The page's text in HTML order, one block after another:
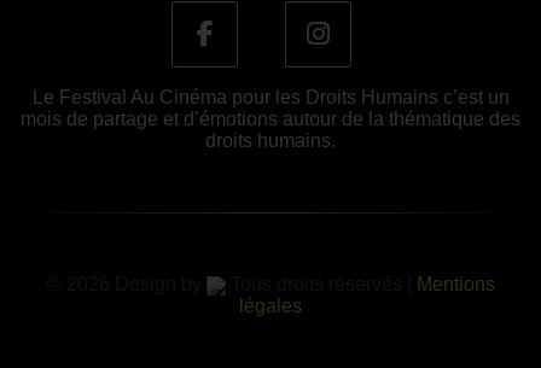
Le Festival Au Cinéma pour les Droits Humains c’est un
mois de partage et d’émotions autour de la thématique des
droits humains.
Tous droits réservés |
Mentions
légales